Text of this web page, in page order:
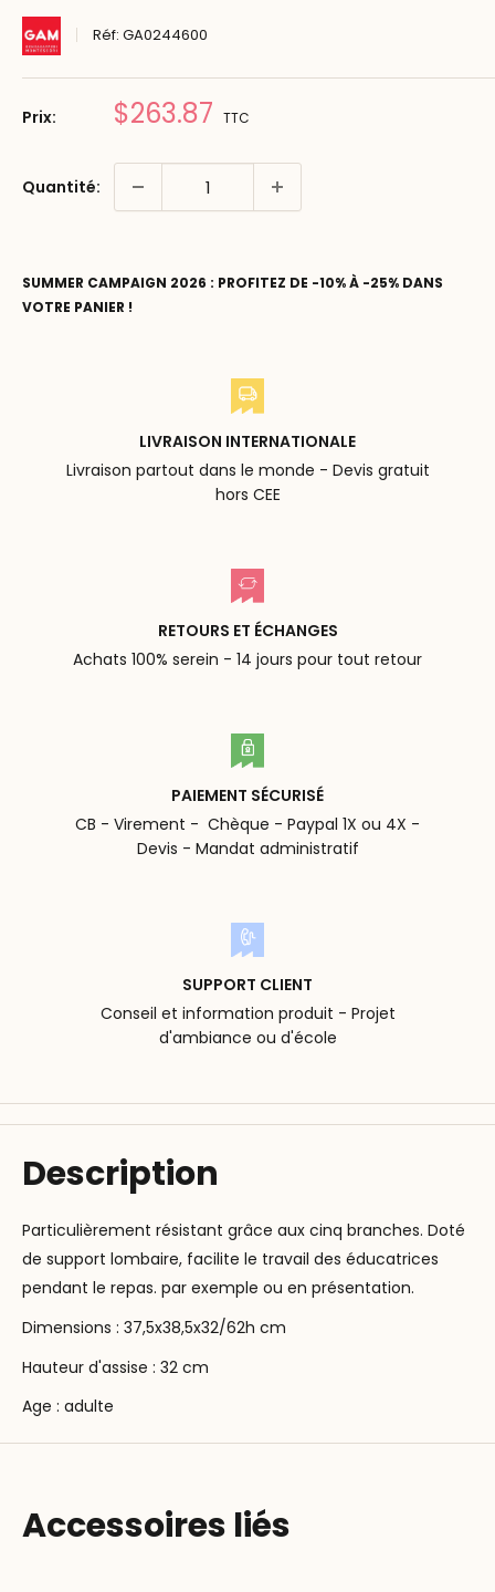
Réf: GA0244600
Prix: Prix
$263.87 TTC
Quantité:
SUMMER CAMPAIGN 2026 : PROFITEZ DE -10% À -25% DANS
VOTRE PANIER !
LIVRAISON INTERNATIONALE
Livraison partout dans le monde - Devis gratuit
hors CEE
RETOURS ET ÉCHANGES
Achats 100% serein - 14 jours pour tout retour
PAIEMENT SÉCURISÉ
CB - Virement - Chèque - Paypal 1X ou 4X -
Devis - Mandat administratif
SUPPORT CLIENT
Conseil et information produit - Projet
d'ambiance ou d'école
Description
Particulièrement résistant grâce aux cinq branches. Doté
de support lombaire, facilite le travail des éducatrices
pendant le repas. par exemple ou en présentation.
Dimensions : 37,5x38,5x32/62h cm
Hauteur d'assise : 32 cm
Age : adulte
Accessoires liés